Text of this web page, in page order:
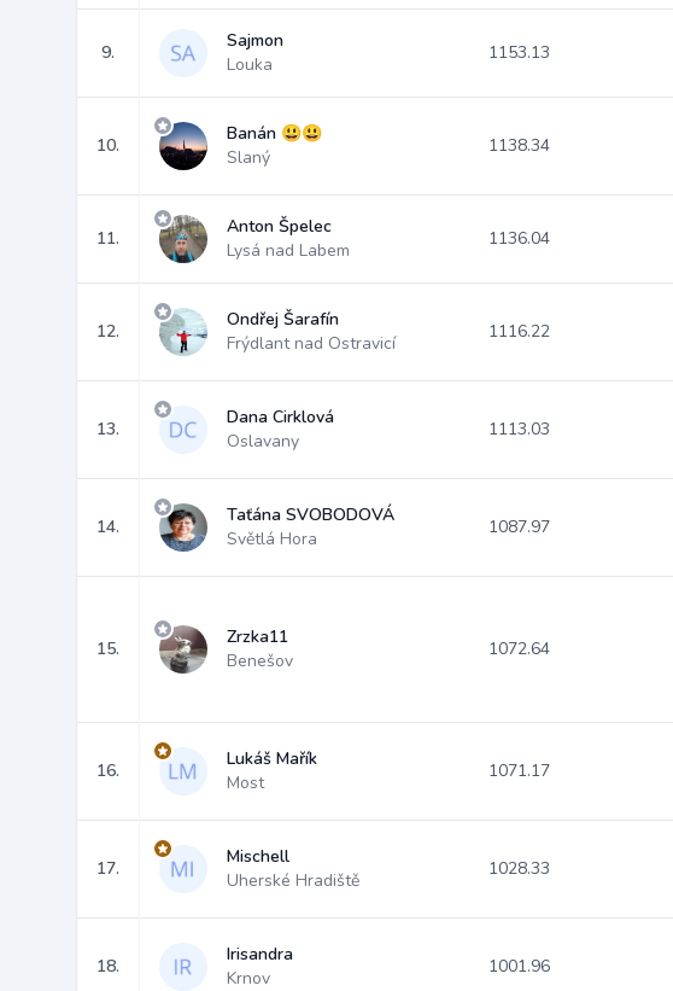
9.
Sajmon
Louka
1153.13
10.
Banán 😃😃
Slaný
1138.34
11.
Anton Špelec
Lysá nad Labem
1136.04
12.
Ondřej Šarafín
Frýdlant nad Ostravicí
1116.22
13.
Dana Cirklová
Oslavany
1113.03
14.
Taťána SVOBODOVÁ
Světlá Hora
1087.97
15.
Zrzka11
Benešov
1072.64
16.
Lukáš Mařík
Most
1071.17
17.
Mischell
Uherské Hradiště
1028.33
18.
Irisandra
Krnov
1001.96